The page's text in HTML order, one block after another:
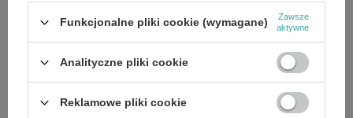
OPINIE (0)
OSTATNIO OGLĄDANE
Funkcjonalne pliki cookie (wymagane)
Zawsze
aktywne
Analityczne pliki cookie
Reklamowe pliki cookie